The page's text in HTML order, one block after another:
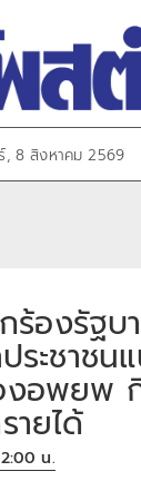
ร์, 8 สิงหาคม 2569
ร้องรัฐบ
ระชาชน
อพยพ กิ
ายได้
น.